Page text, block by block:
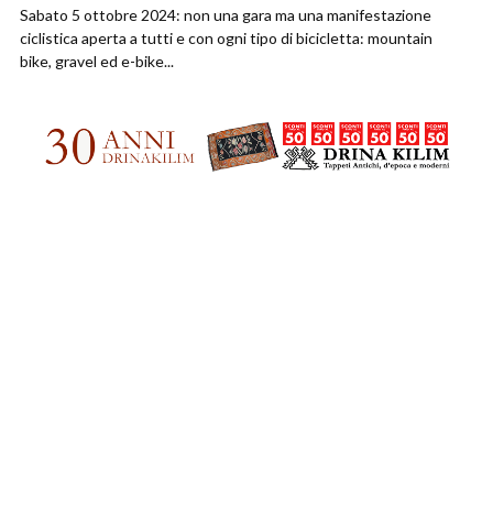
Sabato 5 ottobre 2024: non una gara ma una manifestazione
ciclistica aperta a tutti e con ogni tipo di bicicletta: mountain
bike, gravel ed e-bike...